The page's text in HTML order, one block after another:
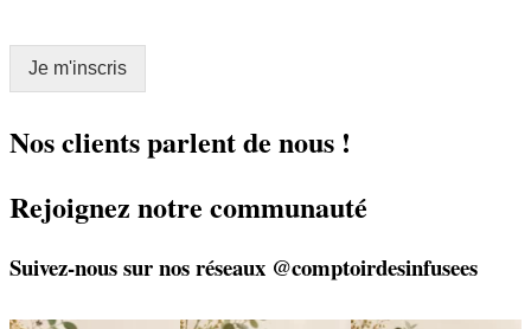
i
l
l
Je m'inscris
Nos clients parlent de nous !
Rejoignez notre communauté
Suivez-nous sur nos réseaux @comptoirdesinfusees